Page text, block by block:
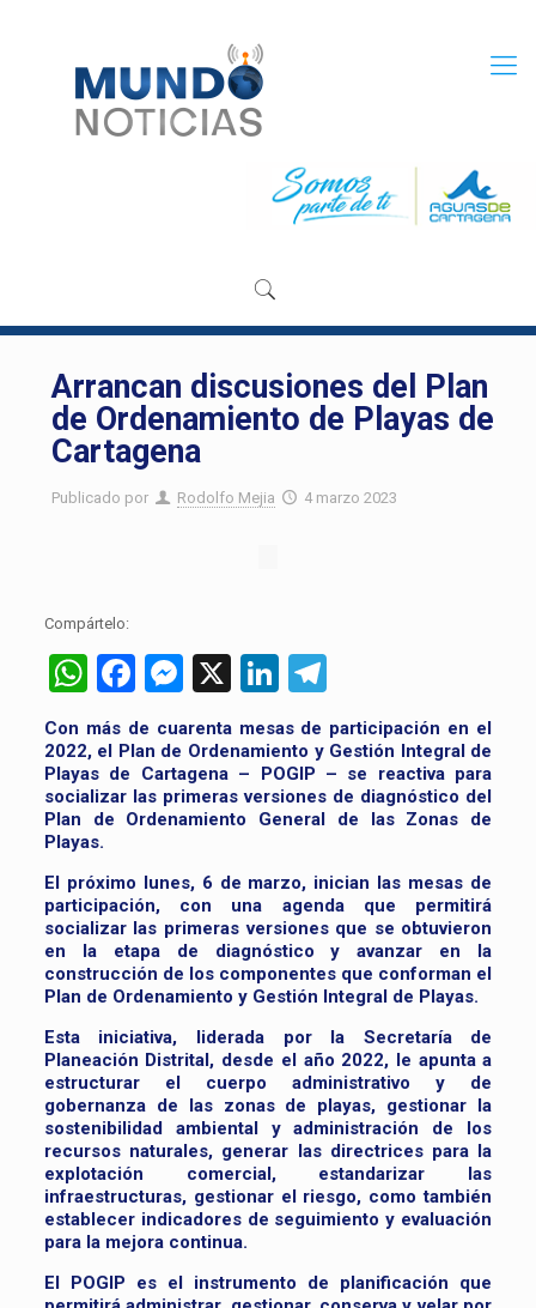
Arrancan discusiones del Plan
de Ordenamiento de Playas de
Cartagena
Publicado por Rodolfo Mejia 4 marzo 2023
Compártelo:
WhatsApp
Facebook
Messenger
X LinkedIn
Con más de cuarenta mesas de participación en el
2022, el Plan de Ordenamiento y Gestión Integral de
Playas de Cartagena – POGIP – se reactiva para
socializar las primeras versiones de diagnóstico del
Plan de Ordenamiento General de las Zonas de
Playas.
El próximo lunes, 6 de marzo, inician las mesas de
participación, con una agenda que permitirá
socializar las primeras versiones que se obtuvieron
en la etapa de diagnóstico y avanzar en la
construcción de los componentes que conforman el
Plan de Ordenamiento y Gestión Integral de Playas.
Esta iniciativa, liderada por la Secretaría de
Planeación Distrital, desde el año 2022, le apunta a
estructurar el cuerpo administrativo y de
gobernanza de las zonas de playas, gestionar la
sostenibilidad ambiental y administración de los
recursos naturales, generar las directrices para la
explotación comercial, estandarizar las
infraestructuras, gestionar el riesgo, como también
establecer indicadores de seguimiento y evaluación
para la mejora continua.
El POGIP es el instrumento de planificación que